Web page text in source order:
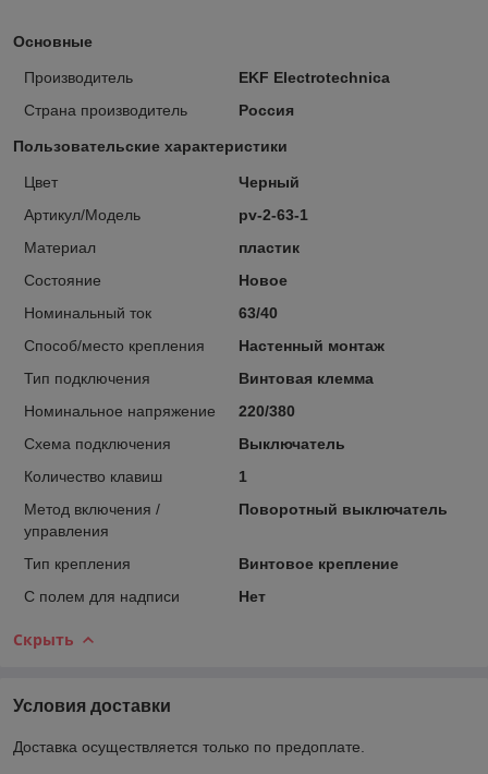
Основные
Производитель
EKF Electrotechnica
Страна производитель
Россия
Пользовательские характеристики
Цвет
Черный
Артикул/Модель
pv-2-63-1
Материал
пластик
Состояние
Новое
Номинальный ток
63/40
Способ/место крепления
Настенный монтаж
Тип подключения
Винтовая клемма
Номинальное напряжение
220/380
Схема подключения
Выключатель
Количество клавиш
1
Метод включения /
управления
Поворотный выключатель
Тип крепления
Винтовое крепление
С полем для надписи
Нет
Скрыть
Условия доставки
Доставка осуществляется только по предоплате.